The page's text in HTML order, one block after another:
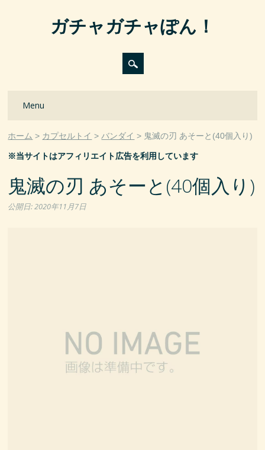
ガチャガチャぽん！
Main menu
Menu
ホーム カプセルトイ バンダイ 鬼滅の刃 あそーと(40個入り)
※当サイトはアフィリエイト広告を利用しています
鬼滅の刃 あそーと(40個入り)
公開日:2020年11月7日